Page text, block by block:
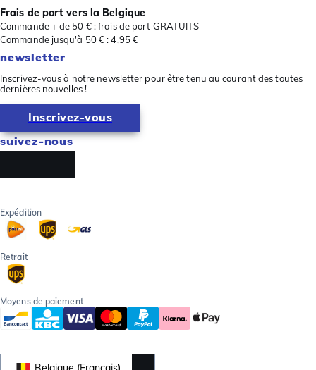
Frais de port vers la Belgique
Commande + de 50 € : frais de port GRATUITS
Commande jusqu'à 50 € : 4,95 €
newsletter
Inscrivez-vous à notre newsletter pour être tenu au courant des toutes
dernières nouvelles !
Inscrivez-vous
suivez-nous
Expédition
Retrait
Moyens de paiement